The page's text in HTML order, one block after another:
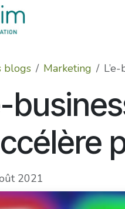
blogs Marketing
2021